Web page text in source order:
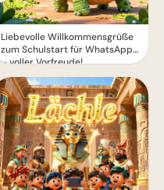
Liebevolle Willkommensgrüße
zum Schulstart für WhatsApp
– voller Vorfreude!